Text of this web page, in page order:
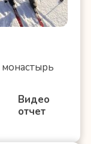
Видео
отчет